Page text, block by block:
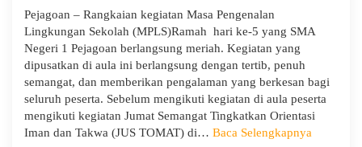
Gelar
Penerimaan
Tamu
Ambalan
Wira
untuk
Tanamkan
Pejagoan – Rangkaian kegiatan Masa Pengenalan
Lingkungan Sekolah (MPLS)Ramah hari ke-5 yang SMA
Negeri 1 Pejagoan berlangsung meriah. Kegiatan yang
dipusatkan di aula ini berlangsung dengan tertib, penuh
semangat, dan memberikan pengalaman yang berkesan bagi
seluruh peserta. Sebelum mengikuti kegiatan di aula peserta
mengikuti kegiatan Jumat Semangat Tingkatkan Orientasi
Iman dan Takwa (JUS TOMAT) di… Baca Selengkapnya